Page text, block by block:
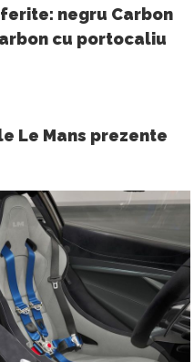
negru Carbon
cu portocaliu
Le Mans prezente